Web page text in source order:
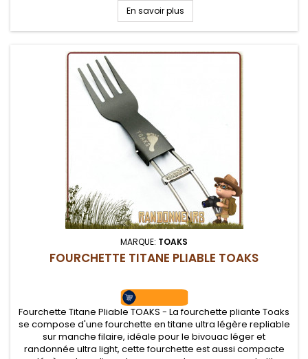
En savoir plus
MARQUE: TOAKS
FOURCHETTE TITANE PLIABLE TOAKS
Fourchette Titane Pliable TOAKS - La fourchette pliante Toaks
se compose d'une fourchette en titane ultra légère repliable
sur manche filaire, idéale pour le bivouac léger et
randonnée ultra light, cette fourchette est aussi compacte